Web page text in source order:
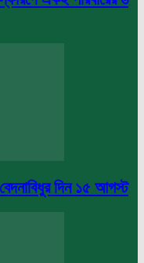
দিন ১৫ আগস্ট